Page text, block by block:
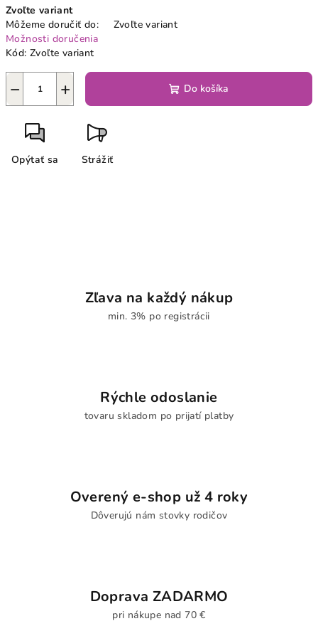
cena:
Zvoľte variant
Môžeme doručiť do:
Zvoľte variant
Možnosti doručenia
Kód: Zvoľte variant
+
− Do košíka
Opýtať sa Strážiť
Zľava na každý nákup
min. 3% po registrácii
Rýchle odoslanie
tovaru skladom po prijatí platby
Overený e-shop už 4 roky
Dôverujú nám stovky rodičov
Doprava ZADARMO
pri nákupe nad 70 €